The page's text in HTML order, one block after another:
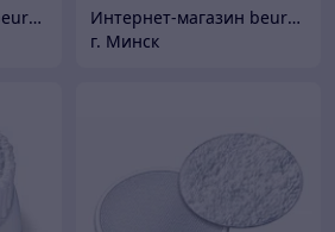
Интернет-магазин beurer-belarus.by
Интернет-магазин beurer-belarus.by
г. Минск